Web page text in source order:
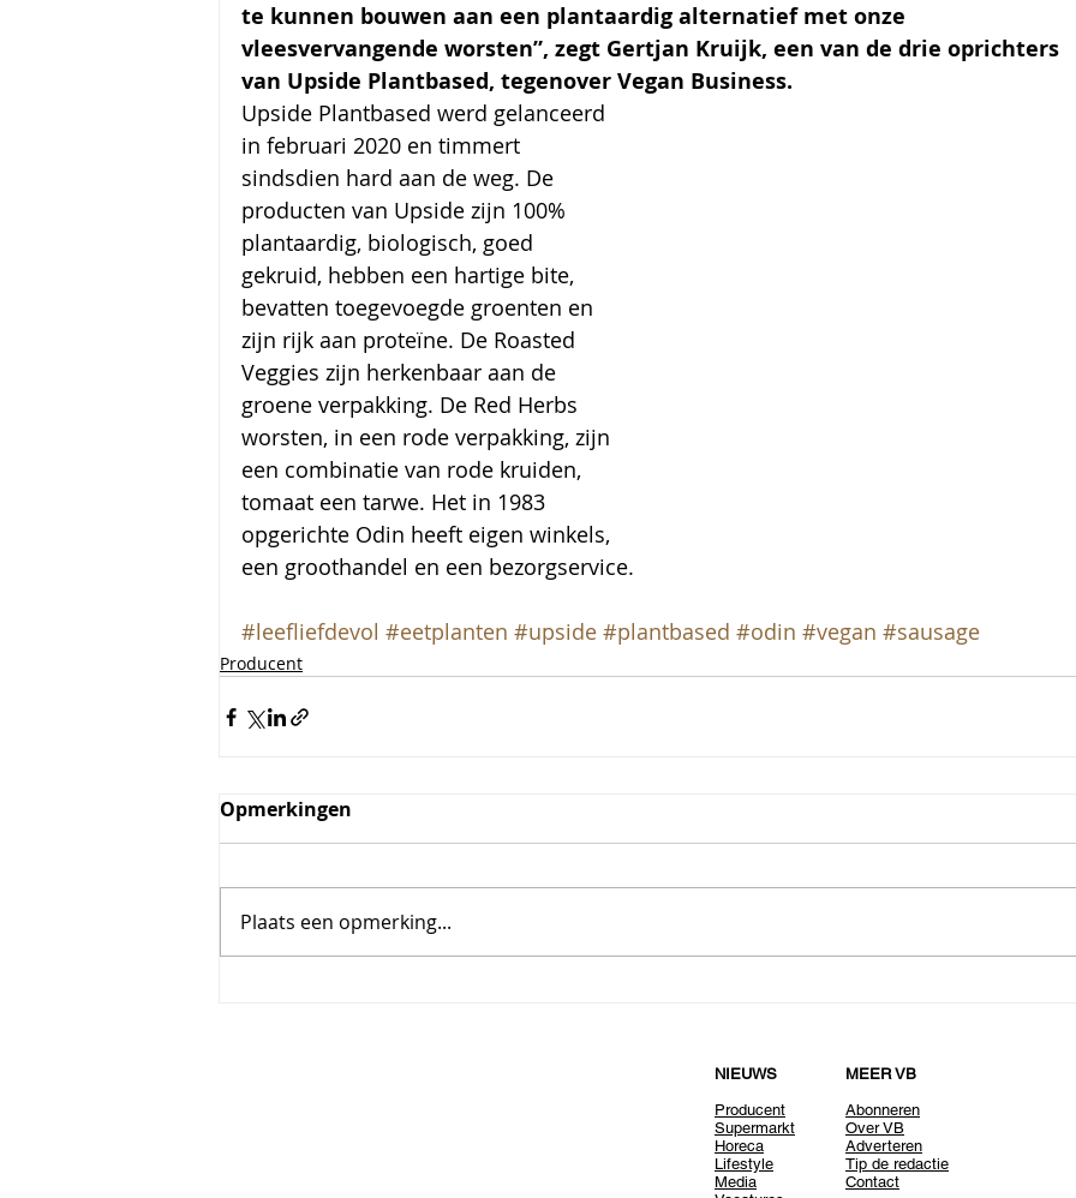
te kunnen bouwen aan een plantaardig alternatief met onze
vleesvervangende worsten”, zegt Gertjan Kruijk, een van de drie oprichters
van Upside Plantbased, tegenover Vegan Business.
Upside Plantbased werd gelanceerd
in februari 2020 en timmert
sindsdien hard aan de weg. De
producten van Upside zijn 100%
plantaardig, biologisch, goed
gekruid, hebben een hartige bite,
bevatten toegevoegde groenten en
zijn rijk aan proteïne. De Roasted
Veggies zijn herkenbaar aan de
groene verpakking. De Red Herbs
worsten, in een rode verpakking, zijn
een combinatie van rode kruiden,
tomaat een tarwe. Het in 1983
opgerichte Odin heeft eigen winkels,
een groothandel en een bezorgservice.
#leefliefdevol #eetplanten #upside #plantbased #odin #vegan #sausage
Producent
Opmerkingen
Plaats een opmerking...
NIEUWS
Producent
Supermarkt
Horeca
Lifestyle
Media
MEER VB
Abonneren
Over VB
Adverteren
Tip de redactie
Contact